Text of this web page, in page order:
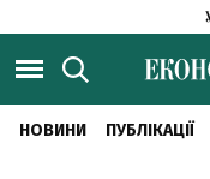
НОВИНИ ПУБЛІКАЦІЇ